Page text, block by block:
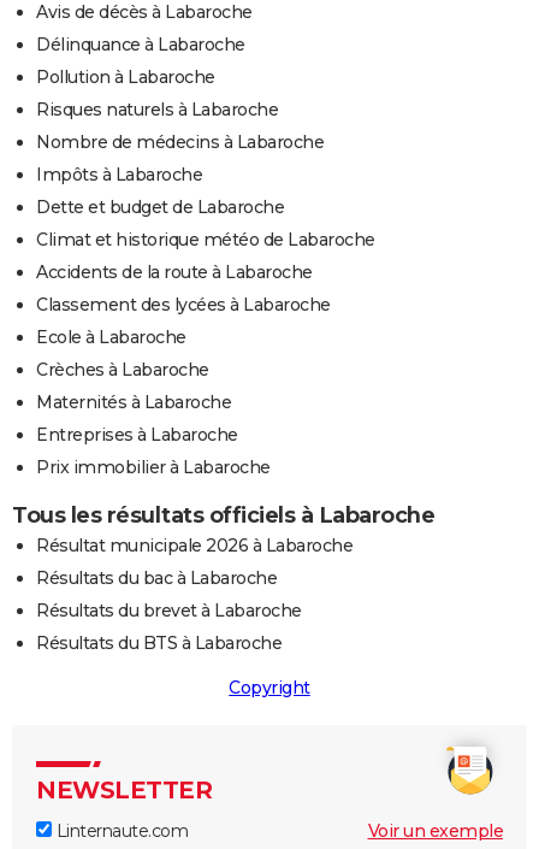
Avis de décès à Labaroche
Délinquance à Labaroche
Pollution à Labaroche
Risques naturels à Labaroche
Nombre de médecins à Labaroche
Impôts à Labaroche
Dette et budget de Labaroche
Climat et historique météo de Labaroche
Accidents de la route à Labaroche
Classement des lycées à Labaroche
Ecole à Labaroche
Crèches à Labaroche
Maternités à Labaroche
Entreprises à Labaroche
Prix immobilier à Labaroche
Tous les résultats officiels à Labaroche
Résultat municipale 2026 à Labaroche
Résultats du bac à Labaroche
Résultats du brevet à Labaroche
Résultats du BTS à Labaroche
Copyright
NEWSLETTER
Linternaute.com Voir un exemple